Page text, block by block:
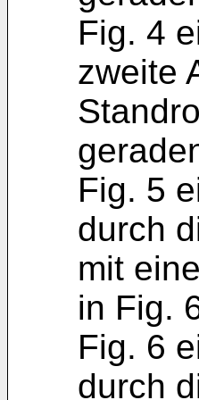
Fig. 4
zweite
Fig. 5
durch
mit
in Fig.
Fig. 6
durch